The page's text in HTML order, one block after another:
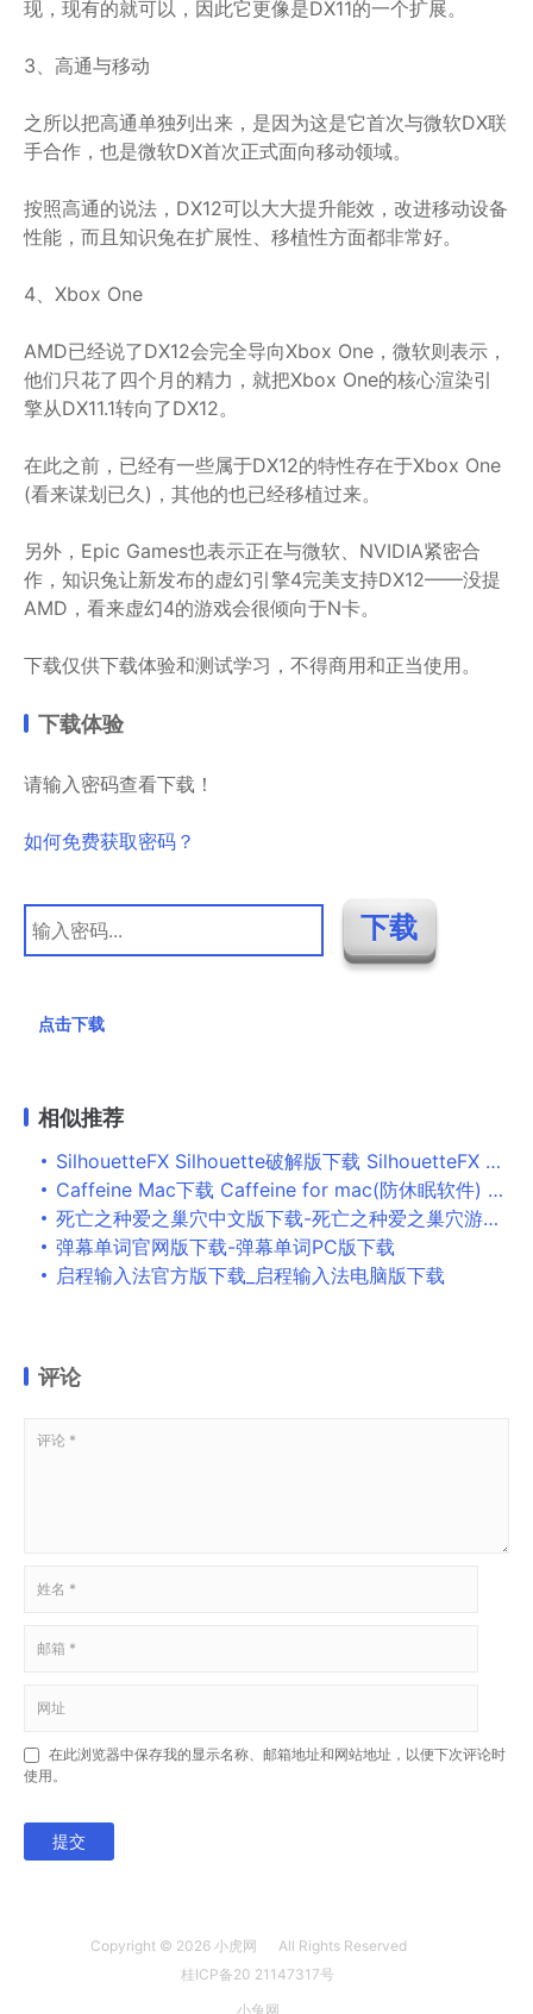
现，现有的就可以，因此它更像是DX11的一个扩展。
3、高通与移动
之所以把高通单独列出来，是因为这是它首次与微软DX联
手合作，也是微软DX首次正式面向移动领域。
按照高通的说法，DX12可以大大提升能效，改进移动设备
性能，而且知识兔在扩展性、移植性方面都非常好。
4、Xbox One
AMD已经说了DX12会完全导向Xbox One，微软则表示，
他们只花了四个月的精力，就把Xbox One的核心渲染引
擎从DX11.1转向了DX12。
在此之前，已经有一些属于DX12的特性存在于Xbox One
(看来谋划已久)，其他的也已经移植过来。
另外，Epic Games也表示正在与微软、NVIDIA紧密合
作，知识兔让新发布的虚幻引擎4完美支持DX12——没提
AMD，看来虚幻4的游戏会很倾向于N卡。
下载仅供下载体验和测试学习，不得商用和正当使用。
下载体验
请输入密码查看下载！
如何免费获取密码？
点击下载
相似推荐
SilhouetteFX Silhouette破解版下载 SilhouetteFX Silhouette(影视后期处理工具) 7.5.4 特别版(附破解补丁+破解激活教程)
Caffeine Mac下载 Caffeine for mac(防休眠软件) v1.1.1 苹果电脑版
死亡之种爱之巢穴中文版下载-死亡之种爱之巢穴游戏下载
弹幕单词官网版下载-弹幕单词PC版下载
启程输入法官方版下载_启程输入法电脑版下载
评论
在此浏览器中保存我的显示名称、邮箱地址和网站地址，以便下次评论时
使用。
提交
Copyright © 2026 小虎网
All Rights Reserved
桂ICP备20 21147317号
小兔网